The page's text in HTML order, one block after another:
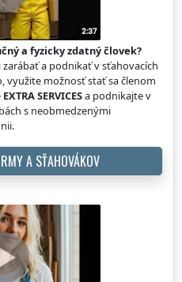
a fyzicky zdatný človek?
a podnikať v sťahovacích
využite možnosť stať sa členom
EXTRA SERVICESa podnikajte v
s neobmedzenými
A SŤAHOVÁKOV